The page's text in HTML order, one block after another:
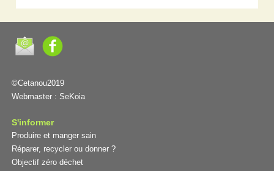
©Cetanou2019
Webmaster : SeKoia
S'informer
Produire et manger sain
Réparer, recycler ou donner ?
Objectif zéro déchet